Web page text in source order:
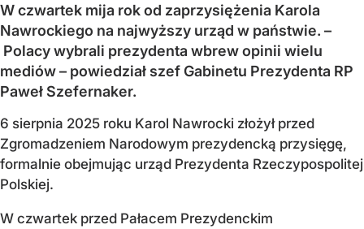
W czwartek mija rok od zaprzysiężenia Karola
Nawrockiego na najwyższy urząd w państwie. –
Polacy wybrali prezydenta wbrew opinii wielu
mediów – powiedział szef Gabinetu Prezydenta RP
Paweł Szefernaker.
6 sierpnia 2025 roku Karol Nawrocki złożył przed
Zgromadzeniem Narodowym prezydencką przysięgę,
formalnie obejmując urząd Prezydenta Rzeczypospolitej
Polskiej.
W czwartek przed Pałacem Prezydenckim